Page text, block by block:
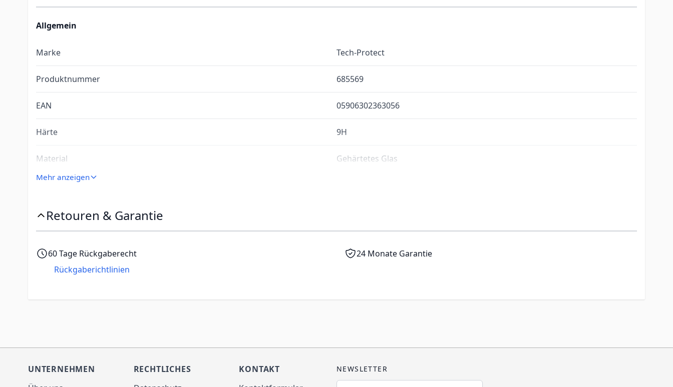
Allgemein
Marke Tech-Protect
Produktnummer 685569
EAN 05906302363056
Härte 9H
Material Gehärtetes Glas
Oleophobe Beschichtung
Verpackungsabmessungen
Höhe 14.1 mm
125 g
Mehr anzeigen
Retouren & Garantie
60 Tage Rückgaberecht
Rückgaberichtlinien
24 Monate Garantie
UNTERNEHMEN
RECHTLICHES
KONTAKT
NEWSLETTER